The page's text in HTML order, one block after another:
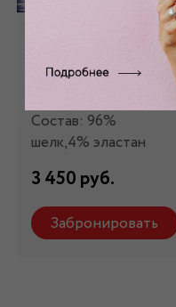
Шелк натуральный
с цветочным
Состав: 96%
шелк,4% эластан
3 450 руб.
Забронировать